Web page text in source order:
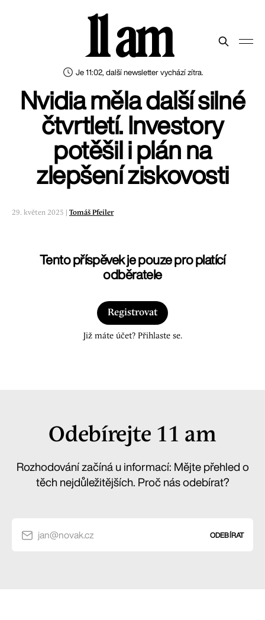
Je 11:02, další newsletter vychází zítra.
11 am
Nvidia měla další silné
čtvrtletí. Investory
potěšil i plán na
zlepšení ziskovosti
29. květen 2025 | Tomáš Pfeiler
Tento příspěvek je pouze pro platící
odběratele
Registrovat
Již máte účet? Přihlaste se.
Odebírejte 11 am
Rozhodování začíná u informací: Mějte přehled o
těch nejdůležitějších. Proč nás odebírat?
jan@novak.cz ODEBÍRAT